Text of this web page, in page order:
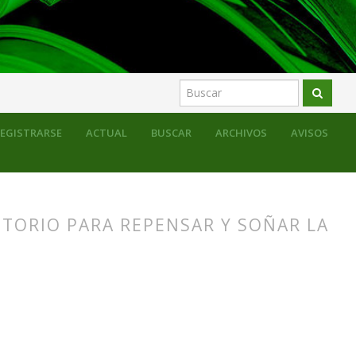
ACTUAL BUSCAR ARCHIVOS AVISOS
PARA REPENSAR Y SOÑAR LA